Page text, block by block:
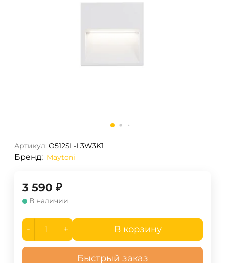
Артикул: O512SL-L3W3K1
Бренд: Maytoni
3 590 ₽
В наличии
- + В корзину
Быстрый заказ